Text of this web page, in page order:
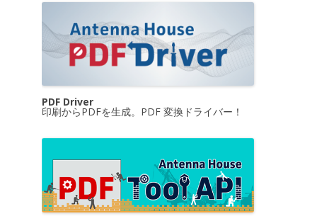
PDF Driver
印刷からPDFを生成。PDF 変換ドライバー！